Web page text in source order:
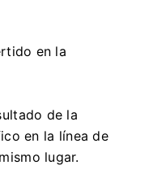
en la
de la
en la línea de
lugar.